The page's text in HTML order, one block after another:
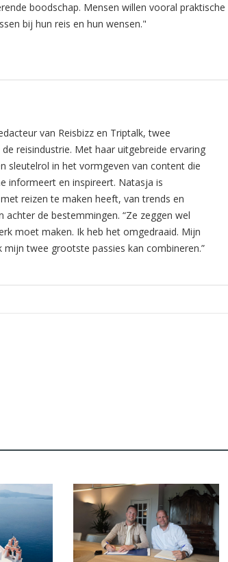
boodschap. Mensen willen vooral praktische
bij hun reis en hun wensen."
van Reisbizz en Triptalk, twee
reisindustrie. Met haar uitgebreide ervaring
sleutelrol in het vormgeven van content die
informeert en inspireert. Natasja is
reizen te maken heeft, van trends en
de bestemmingen. “Ze zeggen wel
moet maken. Ik heb het omgedraaid. Mijn
twee grootste passies kan combineren.”